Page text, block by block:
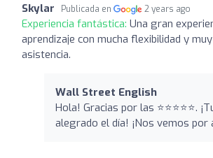
Skylar Publicada en 2 years ago
Experiencia fantástica: Una gran
aprendizaje con mucha flexibilidad y
asistencia.
Wall Street English
Hola! Gracias por las ⭐️⭐️⭐️⭐️⭐️.
alegrado el día! ¡Nos vemos por